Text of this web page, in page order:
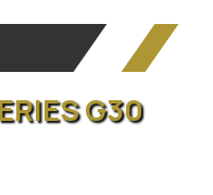
G30